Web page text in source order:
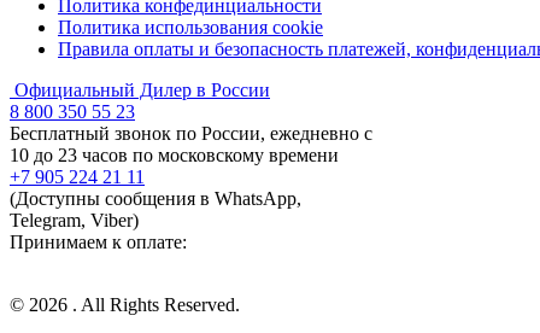
Политика конфединциальности
Политика использования cookie
Правила оплаты и безопасность платежей,
Официальный Дилер в России
8 800 350 55 23
Бесплатный звонок по России, ежедневно с
10 до 23 часов по московскому времени
+7 905 224 21 11
(Доступны сообщения в WhatsApp,
Telegram, Viber)
Принимаем к оплате:
© 2026 . All Rights Reserved.